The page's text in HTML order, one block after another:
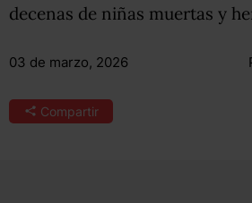
decenas de niñas muertas y
03 de marzo, 2026
Compartir